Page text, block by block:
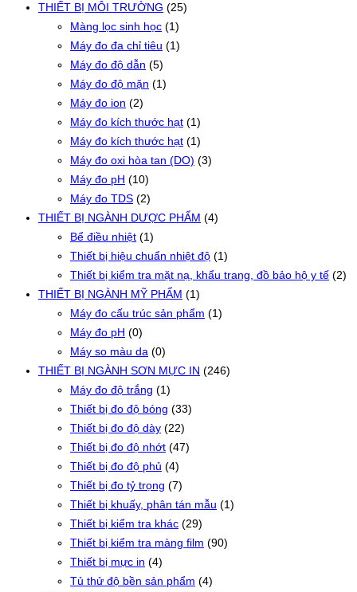
THIẾT BỊ MÔI TRƯỜNG (25)
Màng lọc sinh học (1)
Máy đo đa chỉ tiêu (1)
Máy đo độ dẫn (5)
Máy đo độ mặn (1)
Máy đo ion (2)
Máy đo kích thước hạt (1)
Máy đo kích thước hạt (1)
Máy đo oxi hòa tan (DO) (3)
Máy đo pH (10)
Máy đo TDS (2)
THIẾT BỊ NGÀNH DƯỢC PHẨM (4)
Bể điều nhiệt (1)
Thiết bị hiệu chuẩn nhiệt độ (1)
Thiết bị kiểm tra mặt nạ, khẩu trang, đồ bảo hộ y tế (2)
THIẾT BỊ NGÀNH MỸ PHẨM (1)
Máy đo cấu trúc sản phẩm (1)
Máy đo pH (0)
Máy so màu da (0)
THIẾT BỊ NGÀNH SƠN MỰC IN (246)
Máy đo độ trắng (1)
Thiết bị đo độ bóng (33)
Thiết bị đo độ dày (22)
Thiết bị đo độ nhớt (47)
Thiết bị đo độ phủ (4)
Thiết bị đo tỷ trọng (7)
Thiết bị khuấy, phân tán mẫu (1)
Thiết bị kiểm tra khác (29)
Thiết bị kiểm tra màng film (90)
Thiết bị mực in (4)
Tủ thử độ bền sản phẩm (4)